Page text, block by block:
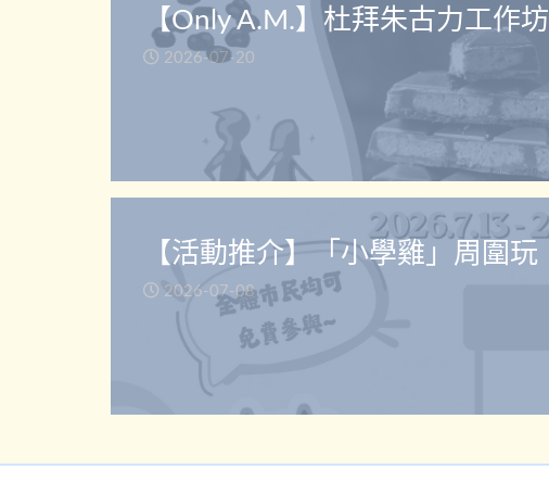
【Only A.M.】杜拜朱古力工作坊
2026-07-20
【活動推介】「小學雞」周圍玩
2026-07-08